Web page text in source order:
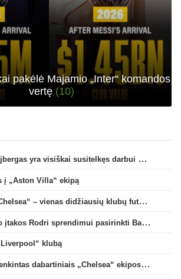
pakėlė Majamio „Inter“ komandos
vertę (10)
L. Puccinelli: „P. Hojbergas yra visiškai susitelkęs darbui Marselyje“
į „Aston Villa“ ekipą
M. Palestra: „Man „Chelsea“ – vienas didžiausių klubų futbole“
Paaiškėjo, kas turėjo įtakos Rodri sprendimui pasirinkti Barselonos pusę
klubą
X. Alonso: „Esu patenkintas dabartiniais „Chelsea“ ekipos vartininkais“